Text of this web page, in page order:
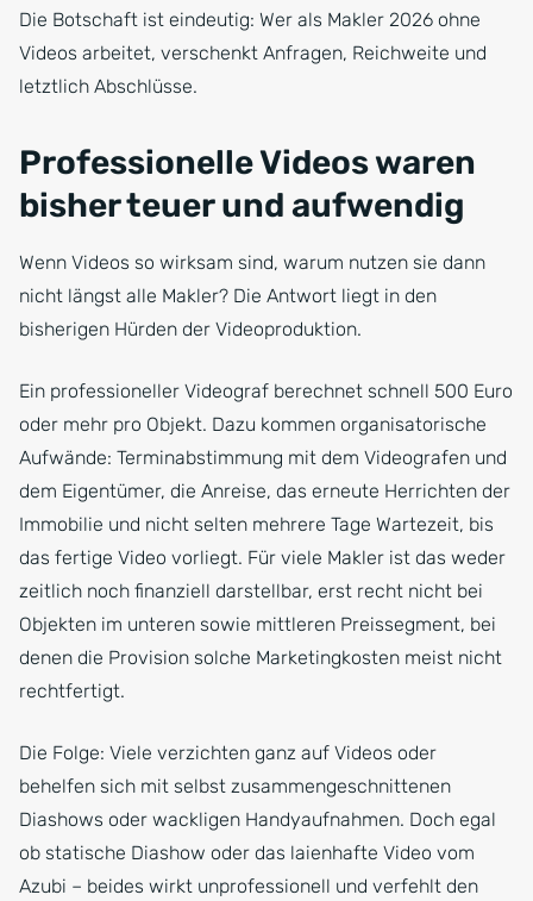
Die Botschaft ist eindeutig: Wer als Makler 2026 ohne
Videos arbeitet, verschenkt Anfragen, Reichweite und
letztlich Abschlüsse.
Professionelle Videos waren
bisher teuer und aufwendig
Wenn Videos so wirksam sind, warum nutzen sie dann
nicht längst alle Makler? Die Antwort liegt in den
bisherigen Hürden der Videoproduktion.
Ein professioneller Videograf berechnet schnell 500 Euro
oder mehr pro Objekt. Dazu kommen organisatorische
Aufwände: Terminabstimmung mit dem Videografen und
dem Eigentümer, die Anreise, das erneute Herrichten der
Immobilie und nicht selten mehrere Tage Wartezeit, bis
das fertige Video vorliegt. Für viele Makler ist das weder
zeitlich noch finanziell darstellbar, erst recht nicht bei
Objekten im unteren sowie mittleren Preissegment, bei
denen die Provision solche Marketingkosten meist nicht
rechtfertigt.
Die Folge: Viele verzichten ganz auf Videos oder
behelfen sich mit selbst zusammengeschnittenen
Diashows oder wackligen Handyaufnahmen. Doch egal
ob statische Diashow oder das laienhafte Video vom
Azubi – beides wirkt unprofessionell und verfehlt den